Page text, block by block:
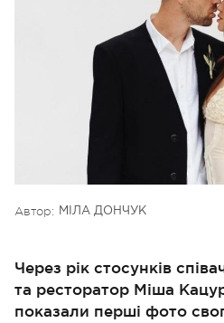
Автор: МІЛА ДОНЧУК
Через рік стосунків
та ресторатор Міша
показали перші фото